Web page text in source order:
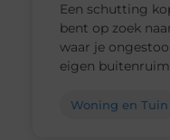
Een schutting
bent op zoek
waar je
eigen
Woning en Tuin